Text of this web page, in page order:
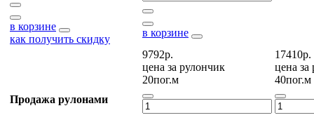
в корзине
как получить скидку
в корзине
Продажа рулонами
9792р.
цена за рулончик
20пог.м
17410р.
цена за
40пог.м